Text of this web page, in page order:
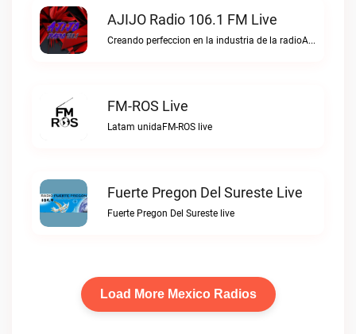
AJIJO Radio 106.1 FM Live
Creando perfeccion en la industria de la radioAJIJO Radio 106.1 FM live
FM-ROS Live
Latam unidaFM-ROS live
Fuerte Pregon Del Sureste Live
Fuerte Pregon Del Sureste live
Load More Mexico Radios